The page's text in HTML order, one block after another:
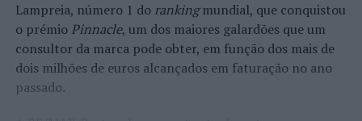
Lampreia, número 1 do rankingmundial, que conquistou
o prémio Pinnacle, um dos maiores galardões que um
consultor da marca pode obter, em função dos mais de
dois milhões de euros alcançados em faturação no ano
passado.